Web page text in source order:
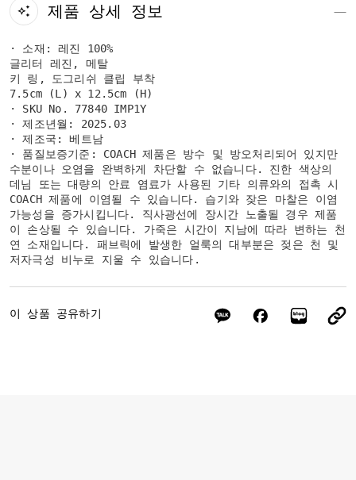
제품 상세 정보
· 소재: 레진 100%
글리터 레진, 메탈
키 링, 도그리쉬 클립 부착
7.5cm (L) x 12.5cm (H)
· SKU No. 77840 IMP1Y
· 제조년월: 2025.03
· 제조국: 베트남
· 품질보증기준: COACH 제품은 방수 및 방오처리되어 있지만
수분이나 오염을 완벽하게 차단할 수 없습니다. 진한 색상의
데님 또는 대량의 안료 염료가 사용된 기타 의류와의 접촉 시
COACH 제품에 이염될 수 있습니다. 습기와 잦은 마찰은 이염
가능성을 증가시킵니다. 직사광선에 장시간 노출될 경우 제품
이 손상될 수 있습니다. 가죽은 시간이 지남에 따라 변하는 천
연 소재입니다. 패브릭에 발생한 얼룩의 대부분은 젖은 천 및
저자극성 비누로 지울 수 있습니다.
이 상품 공유하기